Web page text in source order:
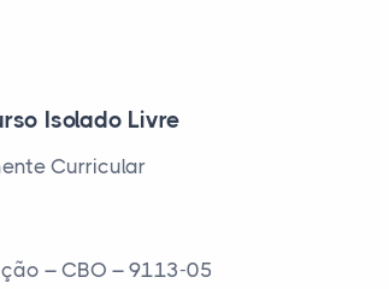
Isolado Livre
Curricular
– CBO – 9113-05